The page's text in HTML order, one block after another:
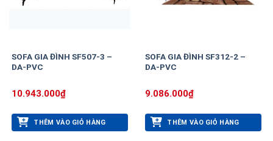
SOFA GIA ĐÌNH SF507-3 –
DA-PVC
10.943.000₫
THÊM VÀO GIỎ HÀNG
SOFA GIA ĐÌNH SF312-2 –
DA-PVC
9.086.000₫
THÊM VÀO GIỎ HÀNG